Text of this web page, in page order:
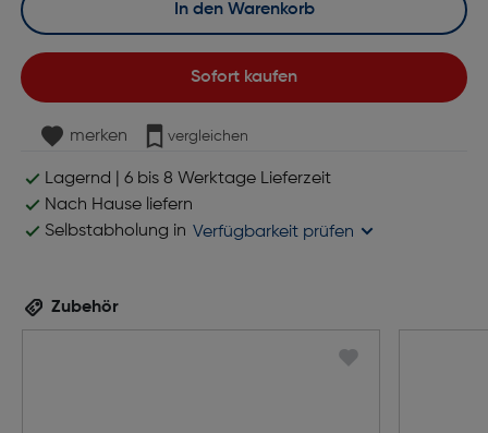
Sofort kaufen
In den Warenkorb
merken vergleichen
Lagernd | 6 bis 8 Werktage Lieferzeit
Nach Hause liefern
Selbstabholung in Verfügbarkeit prüfen
Zubehör